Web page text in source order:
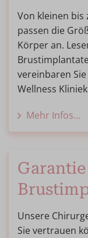
Von kleinen
passen die
Körper an.
vereinbaren
Wellness
Mehr Infos...
Unsere
Sie vertrauen